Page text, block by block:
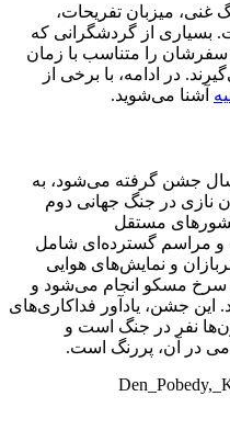
غنی، میزبان تفریحات،
بسیاری از گردشگرانی که
سفرشان را متناسب با زمان
در ادامه، با برخی از
آشنا می‌شوید.
که در ۹ مه هر سال جشن گرفته می‌شود، به
نازی در جنگ جهانی دوم
مستقل
و مراسم گسترده‌ای شامل
و نمایش‌های هوایی
سرخ مسکو انجام می‌شود و
جشن، یادآور فداکاری‌های
نفر در جنگ است و
در آن، پررنگ است.